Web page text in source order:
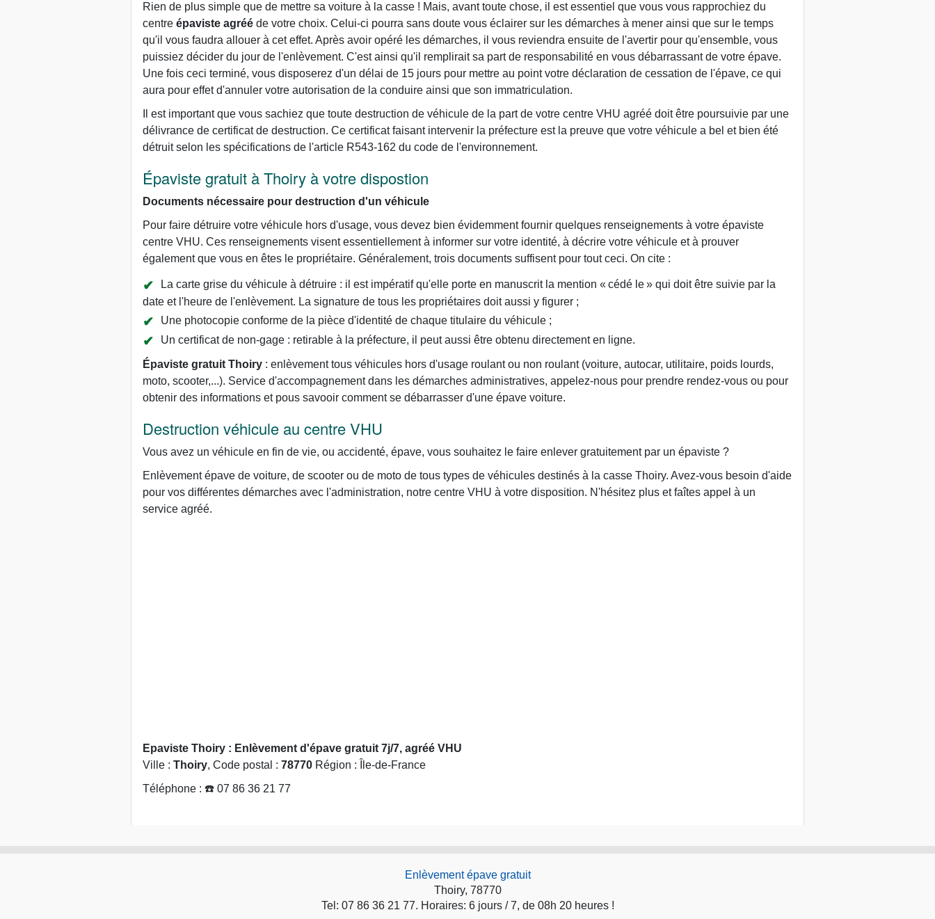
Rien de plus simple que de mettre sa voiture à la casse ! Mais, avant toute chose, il est essentiel que vous vous rapprochiez du
centre épaviste agréé de votre choix. Celui-ci pourra sans doute vous éclairer sur les démarches à mener ainsi que sur le temps
qu'il vous faudra allouer à cet effet. Après avoir opéré les démarches, il vous reviendra ensuite de l'avertir pour qu'ensemble, vous
puissiez décider du jour de l'enlèvement. C'est ainsi qu'il remplirait sa part de responsabilité en vous débarrassant de votre épave.
Une fois ceci terminé, vous disposerez d'un délai de 15 jours pour mettre au point votre déclaration de cessation de l'épave, ce qui
aura pour effet d'annuler votre autorisation de la conduire ainsi que son immatriculation.
Il est important que vous sachiez que toute destruction de véhicule de la part de votre centre VHU agréé doit être poursuivie par une
délivrance de certificat de destruction. Ce certificat faisant intervenir la préfecture est la preuve que votre véhicule a bel et bien été
détruit selon les spécifications de l'article R543-162 du code de l'environnement.
Épaviste gratuit à Thoiry à votre dispostion
Documents nécessaire pour destruction d'un véhicule
Pour faire détruire votre véhicule hors d'usage, vous devez bien évidemment fournir quelques renseignements à votre épaviste
centre VHU. Ces renseignements visent essentiellement à informer sur votre identité, à décrire votre véhicule et à prouver
également que vous en êtes le propriétaire. Généralement, trois documents suffisent pour tout ceci. On cite :
La carte grise du véhicule à détruire : il est impératif qu'elle porte en manuscrit la mention « cédé le » qui doit être suivie par la
date et l'heure de l'enlèvement. La signature de tous les propriétaires doit aussi y figurer ;
Une photocopie conforme de la pièce d'identité de chaque titulaire du véhicule ;
Un certificat de non-gage : retirable à la préfecture, il peut aussi être obtenu directement en ligne.
Épaviste gratuit Thoiry : enlèvement tous véhicules hors d'usage roulant ou non roulant (voiture, autocar, utilitaire, poids lourds,
moto, scooter,...). Service d'accompagnement dans les démarches administratives, appelez-nous pour prendre rendez-vous ou pour
obtenir des informations et pous savooir comment se débarrasser d'une épave voiture.
Destruction véhicule au centre VHU
Vous avez un véhicule en fin de vie, ou accidenté, épave, vous souhaitez le faire enlever gratuitement par un épaviste ?
Enlèvement épave de voiture, de scooter ou de moto de tous types de véhicules destinés à la casse Thoiry. Avez-vous besoin d'aide
pour vos différentes démarches avec l'administration, notre centre VHU à votre disposition. N'hésitez plus et faîtes appel à un
service agréé.
Epaviste Thoiry : Enlèvement d'épave gratuit 7j/7, agréé VHU
Ville : Thoiry, Code postal : 78770 Région : Île-de-France
Téléphone : ☎️ 07 86 36 21 77
Enlèvement épave gratuit
Thoiry, 78770
Tel: 07 86 36 21 77. Horaires: 6 jours / 7, de 08h 20 heures !